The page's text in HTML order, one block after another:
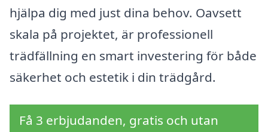
hjälpa dig med just dina behov. Oavsett
skala på projektet, är professionell
trädfällning en smart investering för både
säkerhet och estetik i din trädgård.
Få 3 erbjudanden, gratis och utan